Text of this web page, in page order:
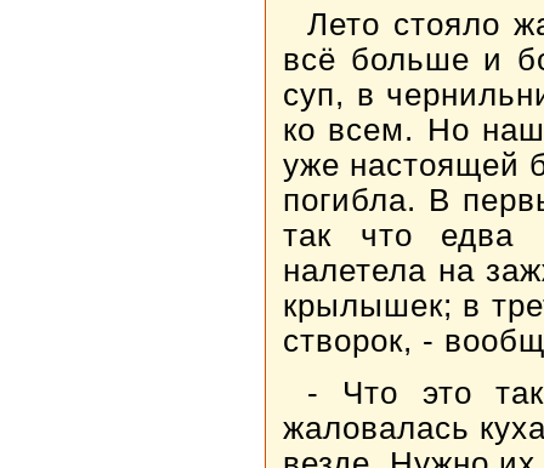
Лето стояло
всё больше и
суп, в
ко всем. Но
уже настоящей
погибла. В
так что едва
налетела на
крылышек; в
створок, -
- Что это
жаловалась